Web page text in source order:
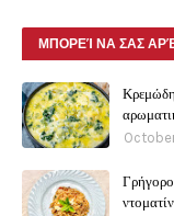
ΜΠΟΡΕΊ ΝΑ ΣΑΣ